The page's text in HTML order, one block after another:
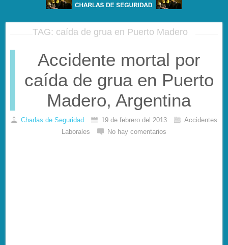
TAG: caída de grua en Puerto Madero
Accidente mortal por
caída de grua en Puerto
Madero, Argentina
Charlas de Seguridad 19 de febrero del 2013
Accidentes
Laborales
No hay comentarios